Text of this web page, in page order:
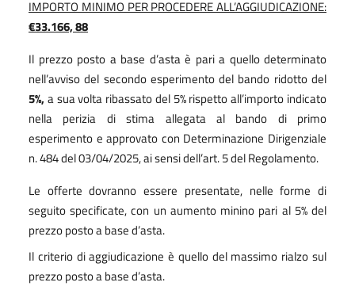
IMPORTO MINIMO PER PROCEDERE ALL’AGGIUDICAZIONE:
€33.166, 88
Il prezzo posto a base d’asta è pari a quello determinato
nell’avviso del secondo esperimento del bando ridotto del
5%, a sua volta ribassato del 5% rispetto all’importo indicato
nella perizia di stima allegata al bando di primo
esperimento e approvato con Determinazione Dirigenziale
n. 484 del 03/04/2025, ai sensi dell’art. 5 del Regolamento.
Le offerte dovranno essere presentate, nelle forme di
seguito specificate, con un aumento minino pari al 5% del
prezzo posto a base d’asta.
Il criterio di aggiudicazione è quello del massimo rialzo sul
prezzo posto a base d’asta.